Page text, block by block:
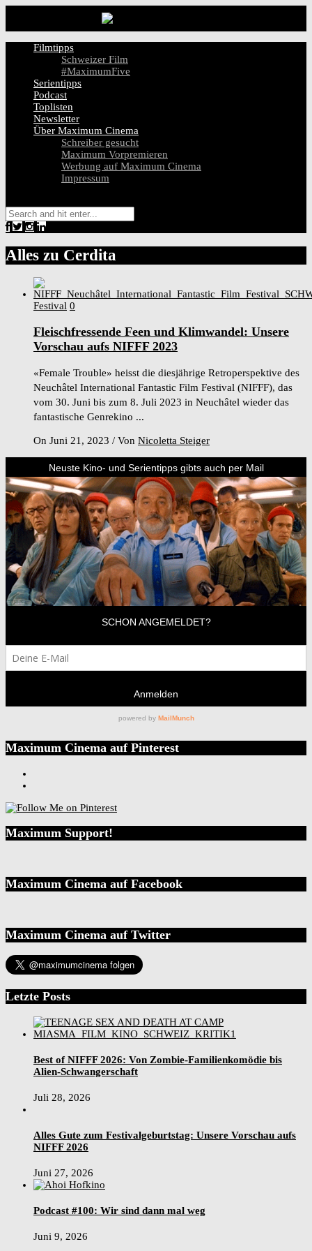
Filmtipps
Schweizer Film
#MaximumFive
Serientipps
Podcast
Toplisten
Newsletter
Über Maximum Cinema
Schreiber gesucht
Maximum Vorpremieren
Werbung auf Maximum Cinema
Impressum
Alles zu Cerdita
Festival 0
Fleischfressende Feen und Klimwandel: Unsere
Vorschau aufs NIFFF 2023
«Female Trouble» heisst die diesjährige Retroperspektive des
Neuchâtel International Fantastic Film Festival (NIFFF), das
vom 30. Juni bis zum 8. Juli 2023 in Neuchâtel wieder das
fantastische Genrekino ...
On Juni 21, 2023 / Von Nicoletta Steiger
Maximum Cinema auf Pinterest
Maximum Support!
Maximum Cinema auf Facebook
Maximum Cinema auf Twitter
Letzte Posts
Best of NIFFF 2026: Von Zombie-Familienkomödie bis
Alien-Schwangerschaft
Juli 28, 2026
Alles Gute zum Festivalgeburtstag: Unsere Vorschau aufs
NIFFF 2026
Juni 27, 2026
Podcast #100: Wir sind dann mal weg
Juni 9, 2026